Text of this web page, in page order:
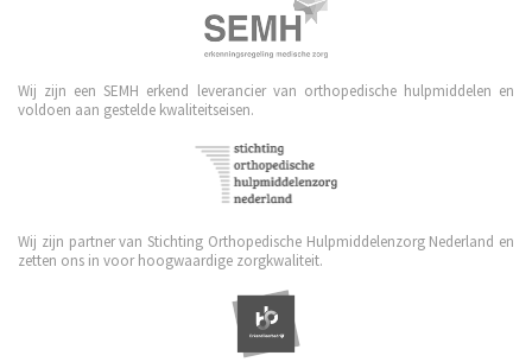
Wij zijn een SEMH erkend leverancier van orthopedische hulpmiddelen en
voldoen aan gestelde kwaliteitseisen.
Wij zijn partner van Stichting Orthopedische Hulpmiddelenzorg Nederland en
zetten ons in voor hoogwaardige zorgkwaliteit.